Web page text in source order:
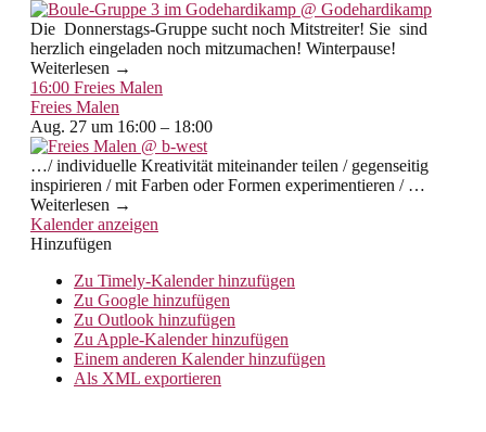
Die Donnerstags-Gruppe sucht noch Mitstreiter! Sie sind
herzlich eingeladen noch mitzumachen! Winterpause!
Weiterlesen →
16:00 Freies Malen
Freies Malen
Aug. 27 um 16:00 – 18:00
…/ individuelle Kreativität miteinander teilen / gegenseitig
inspirieren / mit Farben oder Formen experimentieren / …
Weiterlesen →
Kalender anzeigen
Hinzufügen
Zu Timely-Kalender hinzufügen
Zu Google hinzufügen
Zu Outlook hinzufügen
Zu Apple-Kalender hinzufügen
Einem anderen Kalender hinzufügen
Als XML exportieren